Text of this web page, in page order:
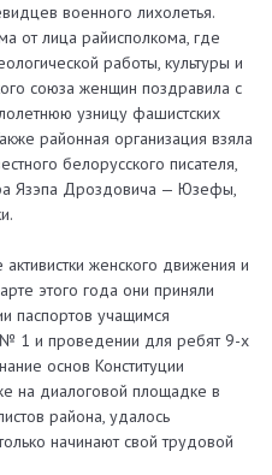
военного лихолетья.
от лица райисполкома, где
работы, культуры и
союза женщин поздравила с
узницу фашистских
районная организация взяла
белорусского писателя,
Язэпа Дроздовича — Юзефы,
женского движения и
этого года они приняли
паспортов учащимся
1 и проведении для ребят 9-х
основ Конституции
на диалоговой площадке в
района, удалось
начинают свой трудовой